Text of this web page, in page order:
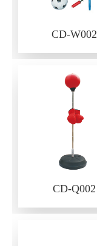
CD-W002
CD-Q002